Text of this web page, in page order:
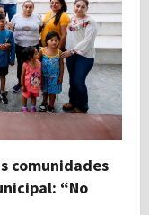
comunidades
“No